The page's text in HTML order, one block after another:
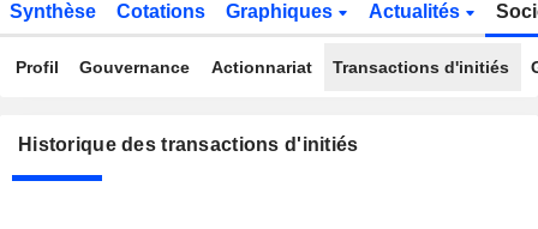
Synthèse Cotations Graphiques Actualités
Profil Gouvernance Actionnariat Transactions d'initiés
Historique des transactions d'initiés